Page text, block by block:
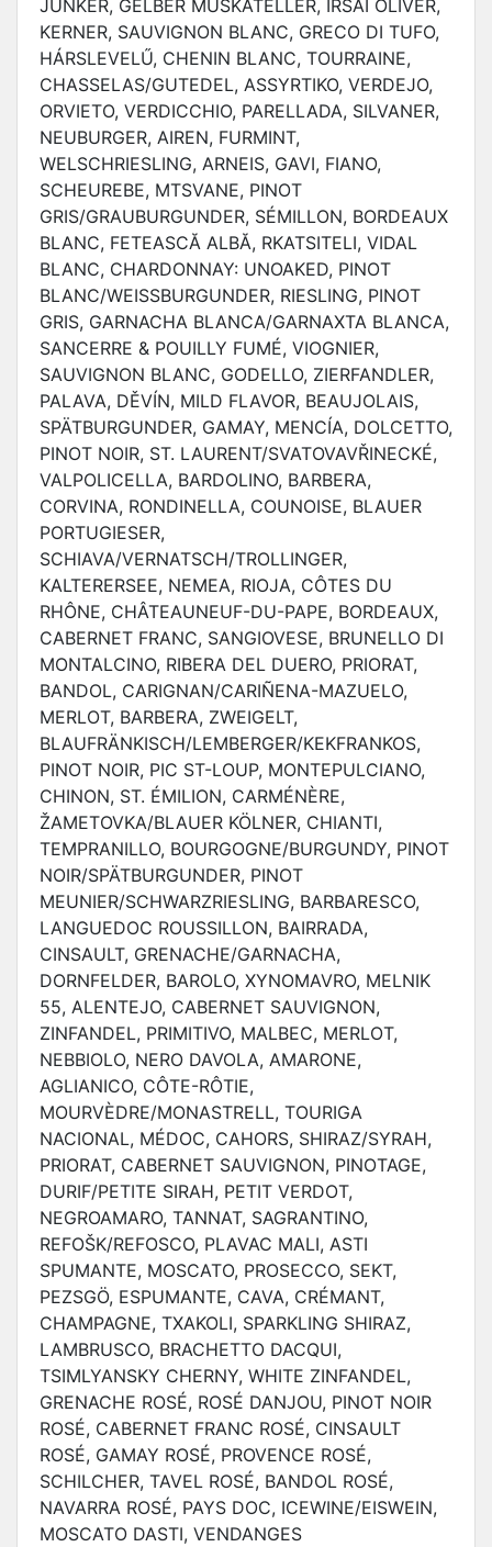
JUNKER, GELBER MUSKATELLER, IRSAI OLIVÉR,
KERNER, SAUVIGNON BLANC, GRECO DI TUFO,
HÁRSLEVELŰ, CHENIN BLANC, TOURRAINE,
CHASSELAS/GUTEDEL, ASSYRTIKO, VERDEJO,
ORVIETO, VERDICCHIO, PARELLADA, SILVANER,
NEUBURGER, AIREN, FURMINT,
WELSCHRIESLING, ARNEIS, GAVI, FIANO,
SCHEUREBE, MTSVANE, PINOT
GRIS/GRAUBURGUNDER, SÉMILLON, BORDEAUX
BLANC, FETEASCĂ ALBĂ, RKATSITELI, VIDAL
BLANC, CHARDONNAY: UNOAKED, PINOT
BLANC/WEISSBURGUNDER, RIESLING, PINOT
GRIS, GARNACHA BLANCA/GARNAXTA BLANCA,
SANCERRE & POUILLY FUMÉ, VIOGNIER,
SAUVIGNON BLANC, GODELLO, ZIERFANDLER,
PALAVA, DĚVÍN, MILD FLAVOR, BEAUJOLAIS,
SPÄTBURGUNDER, GAMAY, MENCÍA, DOLCETTO,
PINOT NOIR, ST. LAURENT/SVATOVAVŘINECKÉ,
VALPOLICELLA, BARDOLINO, BARBERA,
CORVINA, RONDINELLA, COUNOISE, BLAUER
PORTUGIESER,
SCHIAVA/VERNATSCH/TROLLINGER,
KALTERERSEE, NEMEA, RIOJA, CÔTES DU
RHÔNE, CHÂTEAUNEUF-DU-PAPE, BORDEAUX,
CABERNET FRANC, SANGIOVESE, BRUNELLO DI
MONTALCINO, RIBERA DEL DUERO, PRIORAT,
BANDOL, CARIGNAN/CARIÑENA-MAZUELO,
MERLOT, BARBERA, ZWEIGELT,
BLAUFRÄNKISCH/LEMBERGER/KEKFRANKOS,
PINOT NOIR, PIC ST-LOUP, MONTEPULCIANO,
CHINON, ST. ÉMILION, CARMÉNÈRE,
ŽAMETOVKA/BLAUER KÖLNER, CHIANTI,
TEMPRANILLO, BOURGOGNE/BURGUNDY, PINOT
NOIR/SPÄTBURGUNDER, PINOT
MEUNIER/SCHWARZRIESLING, BARBARESCO,
LANGUEDOC ROUSSILLON, BAIRRADA,
CINSAULT, GRENACHE/GARNACHA,
DORNFELDER, BAROLO, XYNOMAVRO, MELNIK
55, ALENTEJO, CABERNET SAUVIGNON,
ZINFANDEL, PRIMITIVO, MALBEC, MERLOT,
NEBBIOLO, NERO DAVOLA, AMARONE,
AGLIANICO, CÔTE-RÔTIE,
MOURVÈDRE/MONASTRELL, TOURIGA
NACIONAL, MÉDOC, CAHORS, SHIRAZ/SYRAH,
PRIORAT, CABERNET SAUVIGNON, PINOTAGE,
DURIF/PETITE SIRAH, PETIT VERDOT,
NEGROAMARO, TANNAT, SAGRANTINO,
REFOŠK/REFOSCO, PLAVAC MALI, ASTI
SPUMANTE, MOSCATO, PROSECCO, SEKT,
PEZSGÖ, ESPUMANTE, CAVA, CRÉMANT,
CHAMPAGNE, TXAKOLI, SPARKLING SHIRAZ,
LAMBRUSCO, BRACHETTO DACQUI,
TSIMLYANSKY CHERNY, WHITE ZINFANDEL,
GRENACHE ROSÉ, ROSÉ DANJOU, PINOT NOIR
ROSÉ, CABERNET FRANC ROSÉ, CINSAULT
ROSÉ, GAMAY ROSÉ, PROVENCE ROSÉ,
SCHILCHER, TAVEL ROSÉ, BANDOL ROSÉ,
NAVARRA ROSÉ, PAYS DOC, ICEWINE/EISWEIN,
MOSCATO DASTI, VENDANGES